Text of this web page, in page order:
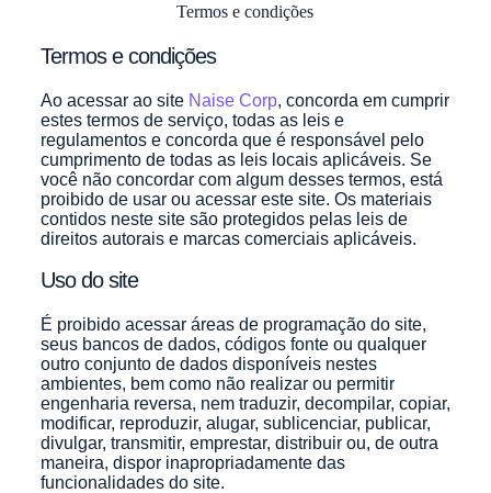
4680
(11)3978-
4862
Termos e condições
Termos e condições
Ao acessar ao site Naise Corp, concorda em cumprir
estes termos de serviço, todas as leis e
regulamentos e concorda que é responsável pelo
cumprimento de todas as leis locais aplicáveis. Se
você não concordar com algum desses termos, está
proibido de usar ou acessar este site. Os materiais
contidos neste site são protegidos pelas leis de
direitos autorais e marcas comerciais aplicáveis.
Uso do site
É proibido acessar áreas de programação do site,
seus bancos de dados, códigos fonte ou qualquer
outro conjunto de dados disponíveis nestes
ambientes, bem como não realizar ou permitir
engenharia reversa, nem traduzir, decompilar, copiar,
modificar, reproduzir, alugar, sublicenciar, publicar,
divulgar, transmitir, emprestar, distribuir ou, de outra
maneira, dispor inapropriadamente das
funcionalidades do site.